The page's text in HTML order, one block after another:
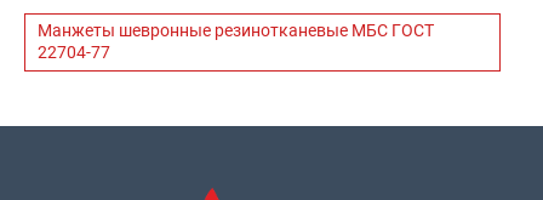
Манжеты шевронные резинотканевые МБС ГОСТ
22704-77